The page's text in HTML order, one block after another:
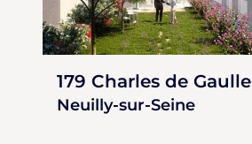
179 Charles de Gaulle
Neuilly-sur-Seine